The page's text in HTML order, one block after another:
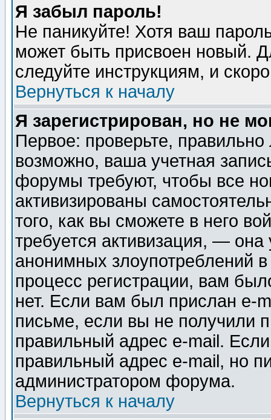
Я забыл пароль!
Не паникуйте! Хотя ваш
может быть присвоен новый.
следуйте инструкциям, и
Вернуться к началу
Я зарегистрирован, но не
Первое: проверьте,
возможно, ваша учетная
форумы требуют, чтобы все
активизированы
того, как вы сможете в него
требуется активизация, —
анонимных злоупотреблений
процесс регистрации, вам
нет. Если вам был прислан e-
письме, если вы не получили
правильный адрес e-mail.
правильный адрес e-mail, но
администратором форума.
Вернуться к началу